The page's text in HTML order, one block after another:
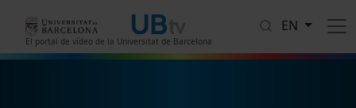
El portal de vídeo de la Universitat de Barcelona
EN